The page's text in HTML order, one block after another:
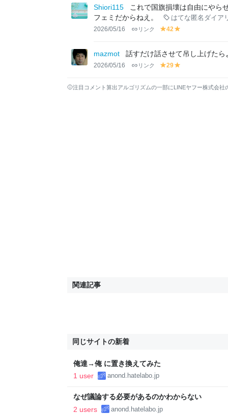
e
e
n
lo
w
lo
w
Shiori115
これで国旗損壊は自由にやら
フェミだからねえ。
はてな匿名ダイア
2026/05/16 リンク
y
lo
w
42
lo
w
mazmot 話すだけ話させて吊し上げた
2026/05/16 リンク
y
lo
29
lo
注目コメント算出アルゴリズムの一部にLINEヤフー株式会
関連記事
同じサイトの新着
俺達→俺 に置き換えてみた
1 user
anond.hatelabo.jp
なぜ議論する必要があるのかわからない
2 users
anond.hatelabo.jp